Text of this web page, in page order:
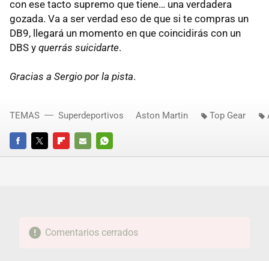
con ese tacto supremo que tiene… una verdadera
gozada. Va a ser verdad eso de que si te compras un
DB9, llegará un momento en que coincidirás con un
DBS y querrás suicidarte.
Gracias a Sergio por la pista.
FACEBOOKTWITTERFLIPBOARD
E-
WHATSAPP
TEMAS Superdeportivos Aston Martin Top Gear
Comentarios cerrados